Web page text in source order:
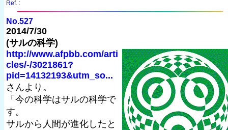
Ref. :
No.527
2014/7/30
(サルの科学)
http://www.afpbb.com/arti
cles/-/3021861?
pid=14132193&utm_so...
さんより。
「今の科学はサルの科学で
す。
サルから人間が進化したと